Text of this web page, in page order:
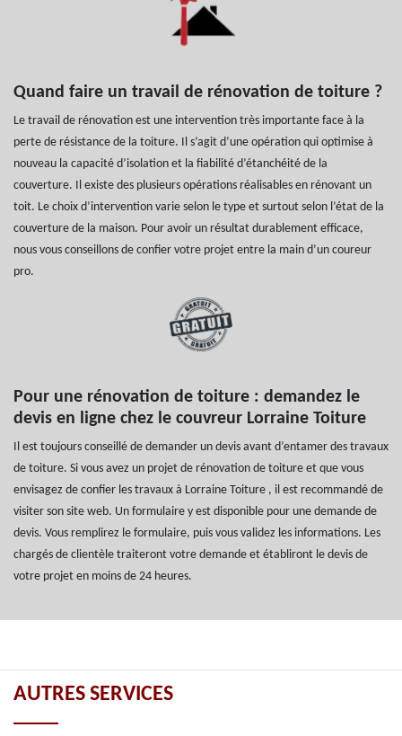
Quand faire un travail de rénovation de toiture ?
Le travail de rénovation est une intervention très importante face à la
perte de résistance de la toiture. Il s’agit d’une opération qui optimise à
nouveau la capacité d’isolation et la fiabilité d’étanchéité de la
couverture. Il existe des plusieurs opérations réalisables en rénovant un
toit. Le choix d’intervention varie selon le type et surtout selon l’état de la
couverture de la maison. Pour avoir un résultat durablement efficace,
nous vous conseillons de confier votre projet entre la main d’un coureur
pro.
Pour une rénovation de toiture : demandez le
devis en ligne chez le couvreur Lorraine Toiture
Il est toujours conseillé de demander un devis avant d’entamer des travaux
de toiture. Si vous avez un projet de rénovation de toiture et que vous
envisagez de confier les travaux à Lorraine Toiture , il est recommandé de
visiter son site web. Un formulaire y est disponible pour une demande de
devis. Vous remplirez le formulaire, puis vous validez les informations. Les
chargés de clientèle traiteront votre demande et établiront le devis de
votre projet en moins de 24 heures.
AUTRES SERVICES